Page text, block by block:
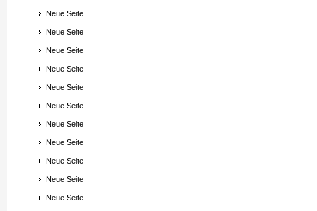
Neue Seite
Neue Seite
Neue Seite
Neue Seite
Neue Seite
Neue Seite
Neue Seite
Neue Seite
Neue Seite
Neue Seite
Neue Seite